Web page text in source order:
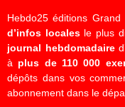
Hebdo25 éditions
d’infos localesle plus
journal hebdomadaire
à plus de 110 000
dépôts dans vos
abonnement dans le